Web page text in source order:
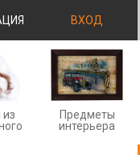
ВХОД
из
Предметы
интерьера